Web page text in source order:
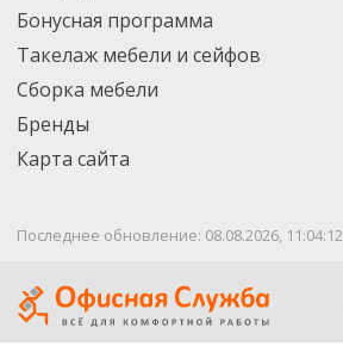
Бонусная программа
Такелаж мебели и сейфов
Сборка мебели
Бренды
Карта сайта
Последнее обновление: 08.08.2026, 11:04:12